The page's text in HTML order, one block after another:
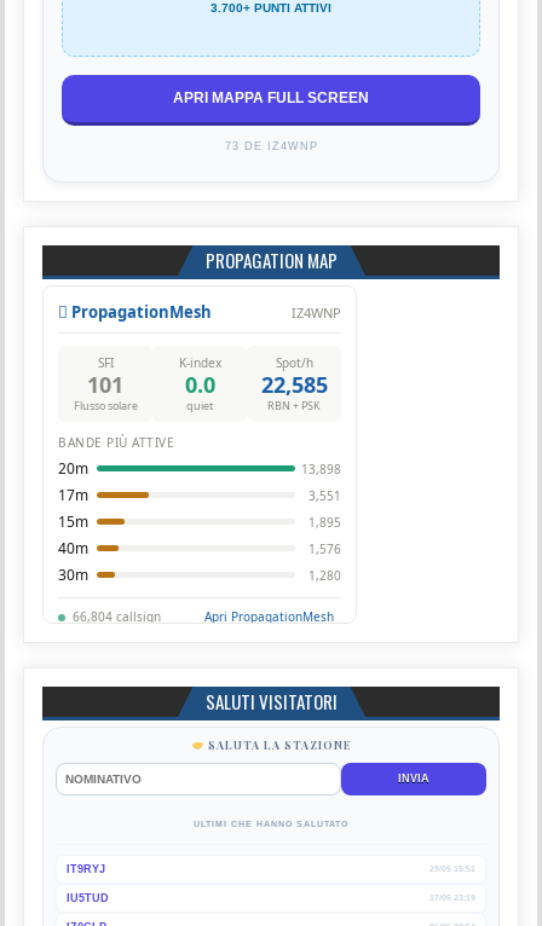
3.700+ PUNTI ATTIVI
APRI MAPPA FULL SCREEN
73 DE IZ4WNP
PROPAGATION MAP
SALUTI VISITATORI
SALUTA LA STAZIONE
INVIA
ULTIMI CHE HANNO SALUTATO
IT9RYJ 29/05 15:51
IU5TUD 17/05 23:19